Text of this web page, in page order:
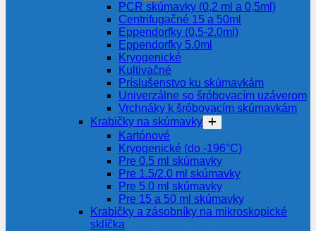
PCR skúmavky (0,2 ml a 0,5ml)
Centrifugačné 15 a 50ml
Eppendorfky (0,5-2.0ml)
Eppendorfky 5.0ml
Kryogenické
Kultivačné
Príslušenstvo ku skúmavkám
Univerzálne so šróbovacím uzáverom
Vrchnáky k šróbovacím skúmavkám
Krabičky na skúmavky
Kartónové
Kryogenické (do -196°C)
Pre 0.5 ml skúmavky
Pre 1.5/2.0 ml skúmavky
Pre 5.0 ml skúmavky
Pre 15 a 50 ml skúmavky
Krabičky a zásobníky na mikroskopické
sklíčka